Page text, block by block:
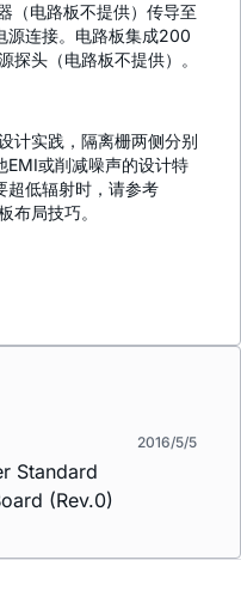
（电路板不提供）传导至
源连接。电路板集成200
头（电路板不提供）。
计实践，隔离栅两侧分别
EMI或削减噪声的设计特
超低辐射时，请参考
布局技巧。
Standard
(Rev.0)
2016/5/5